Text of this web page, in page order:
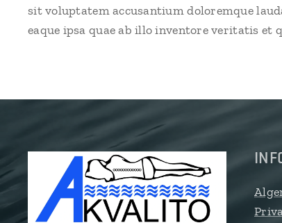
sit voluptatem accusantium doloremque
eaque ipsa quae ab illo inventore veritatis et